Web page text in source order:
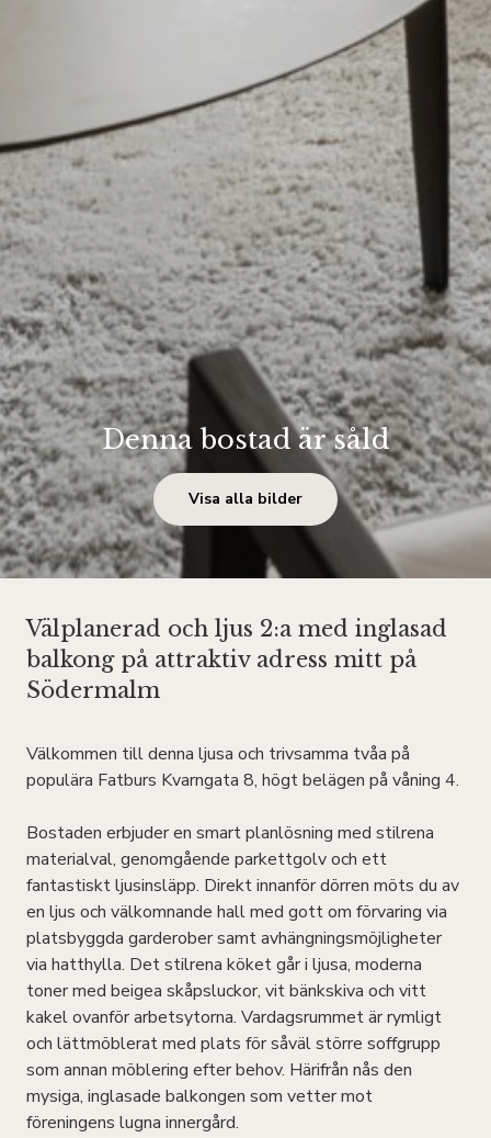
Denna bostad är såld
Visa alla bilder
Välplanerad och ljus 2:a med inglasad
balkong på attraktiv adress mitt på
Södermalm
Välkommen till denna ljusa och trivsamma tvåa på
populära Fatburs Kvarngata 8, högt belägen på våning 4.
Bostaden erbjuder en smart planlösning med stilrena
materialval, genomgående parkettgolv och ett
fantastiskt ljusinsläpp. Direkt innanför dörren möts du av
en ljus och välkomnande hall med gott om förvaring via
platsbyggda garderober samt avhängningsmöjligheter
via hatthylla. Det stilrena köket går i ljusa, moderna
toner med beigea skåpsluckor, vit bänkskiva och vitt
kakel ovanför arbetsytorna. Vardagsrummet är rymligt
och lättmöblerat med plats för såväl större soffgrupp
som annan möblering efter behov. Härifrån nås den
mysiga, inglasade balkongen som vetter mot
föreningens lugna innergård.